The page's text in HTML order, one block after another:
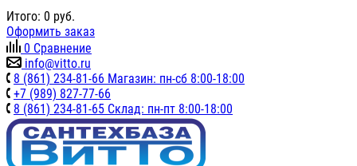
Итого: 0 руб.
Оформить заказ
0 Сравнение
info@vitto.ru
8 (861) 234-81-66 Магазин: пн-сб 8:00-18:00
+7 (989) 827-77-66
8 (861) 234-81-65 Склад: пн-пт 8:00-18:00